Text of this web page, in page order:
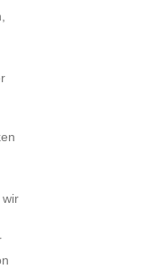
wir